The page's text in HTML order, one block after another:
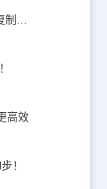
CAD无法复制到剪贴板怎么解决？CAD复制失灵自救指南
高效
！